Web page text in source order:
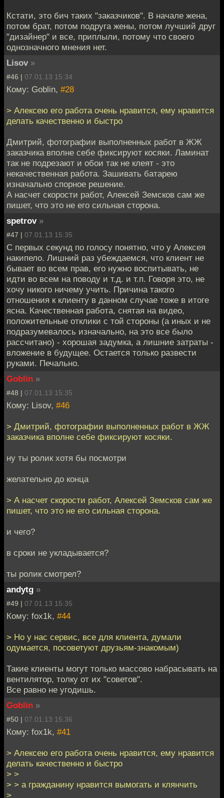
Кстати, это бич таких "заказчиков". В начале жена,
потом брат, потом подруга жены, потом лучший друг
"дизайнер" и все, приплыли, потому что своего
однозначного мнения нет.
Lisov »
#46 | 07.01.13 15:34
Кому: Goblin, #28
> Алексею его работа очень нравится, ему нравится
делать качественно и быстро
Дмитрий, фотографии выполненных работ в ЖЖ
заказчика вполне себе фиксируют косяки. Ламинат
так не подрезают и обои так не клеят - это
некачественная работа. Зашивать батарею
изначально спорное решение.
А насчет скорости работ, Алексей Земсков сам же
пишет, что это не его сильная сторона.
spetrov »
#47 | 07.01.13 15:35
С первых секунд по голосу понятно, что у Алексея
накипело. Лишний раз убеждаемся, что клиент не
бывает во всем прав, его нужно воспитывать, не
идти во всем на поводу и т.д. и т.п. Говоря это, не
хочу никого ничему учить. Причина такого
отношения к клиенту в данном случае тоже в итоге
ясна. Качественная работа, снятая на видео,
положительные отклики с той стороны (а иных и не
подразумевалось изначально, на это все было
рассчитано) - хорошая задумка, а лишние затраты -
вложение в будущее. Остается только развести
руками. Печально.
Goblin »
#48 | 07.01.13 15:35
Кому: Lisov, #46
> Дмитрий, фотографии выполненных работ в ЖЖ
заказчика вполне себе фиксируют косяки.
ну ты ролик хотя бы посмотри
желательно до конца
> А насчет скорости работ, Алексей Земсков сам же
пишет, что это не его сильная сторона.
и чего?
в сроки не укладывается?
ты ролик смотрел?
andytg »
#49 | 07.01.13 15:35
Кому: fox1k, #44
> Но у нас сервис, все для клиента, думали
одумается, посоветуют друзьям-знакомым)
Такие клиенты могут только массово набрасывать на
вентилятор, толку от их "советов".
Все равно не угодишь.
Goblin »
#50 | 07.01.13 15:36
Кому: fox1k, #41
> Алексею его работа очень нравится, ему нравится
делать качественно и быстро
> >
> > а гражданину нравится вымогать и клянчить
>